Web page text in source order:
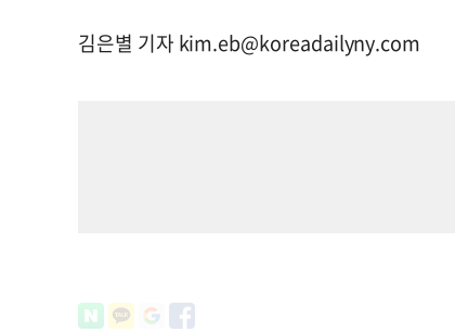
김은별 기자 kim.eb@koreadailyny.com